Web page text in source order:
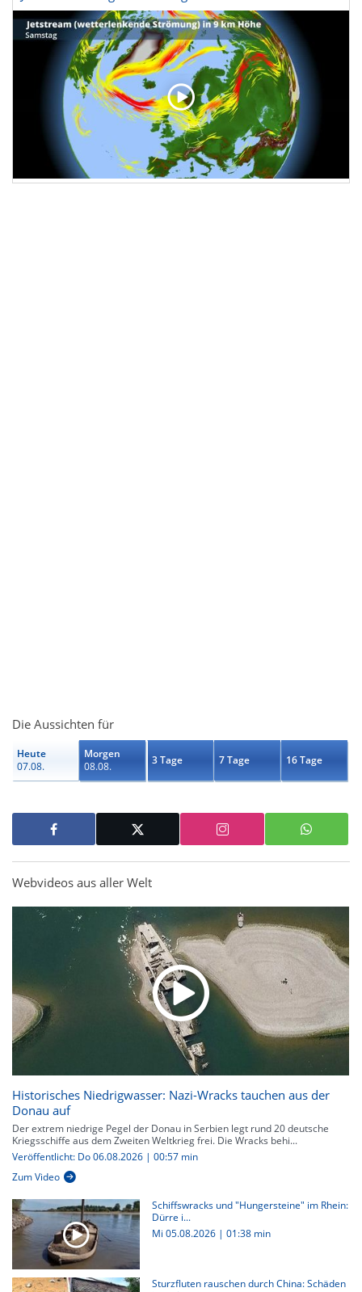
Die Aussichten für
Heute
07.08.
Morgen
08.08.
3 Tage 7 Tage 16 Tage
Webvideos aus aller Welt
Historisches Niedrigwasser: Nazi-Wracks tauchen aus der
Donau auf
Der extrem niedrige Pegel der Donau in Serbien legt rund 20 deutsche
Kriegsschiffe aus dem Zweiten Weltkrieg frei. Die Wracks behi...
Veröffentlicht: Do 06.08.2026 | 00:57 min
Zum Video
Schiffswracks und "Hungersteine" im Rhein:
Dürre i...
Mi 05.08.2026 | 01:38 min
Sturzfluten rauschen durch China: Schäden